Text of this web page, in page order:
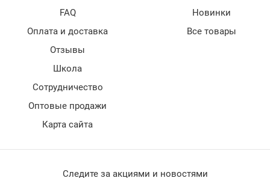
FAQ
Оплата и доставка
Отзывы
Школа
Сотрудничество
Оптовые продажи
Карта сайта
Новинки
Все товары
Следите за акциями и новостями